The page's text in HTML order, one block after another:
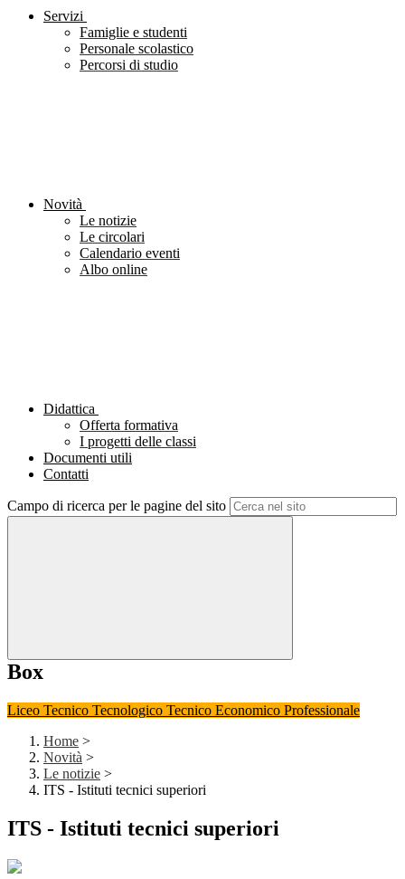
Servizi
Famiglie e studenti
Personale scolastico
Percorsi di studio
Novità
Le notizie
Le circolari
Calendario eventi
Albo online
Didattica
Offerta formativa
I progetti delle classi
Documenti utili
Contatti
Campo di ricerca per le pagine del sito
Box
Liceo Tecnico Tecnologico Tecnico Economico Professionale
Home >
Novità >
Le notizie >
ITS - Istituti tecnici superiori
ITS - Istituti tecnici superiori